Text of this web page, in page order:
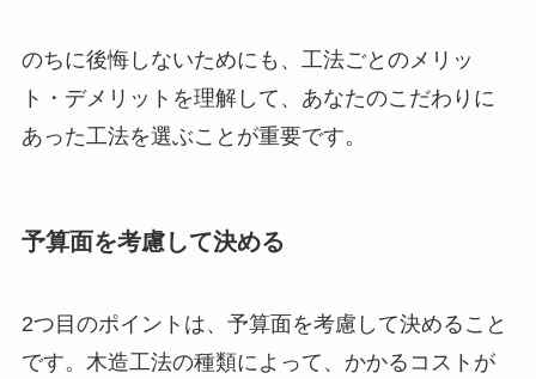
のちに後悔しないためにも、工法ごとのメリッ
ト・デメリットを理解して、あなたのこだわりに
あった工法を選ぶことが重要です。
予算面を考慮して決める
2つ目のポイントは、予算面を考慮して決めること
です。木造工法の種類によって、かかるコストが